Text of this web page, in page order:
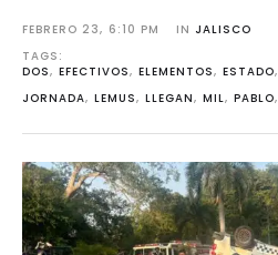
FEBRERO 23, 6:10 PM IN JALISCO
TAGS:
DOS, EFECTIVOS, ELEMENTOS, ESTADO,
JORNADA, LEMUS, LLEGAN, MIL, PABLO,